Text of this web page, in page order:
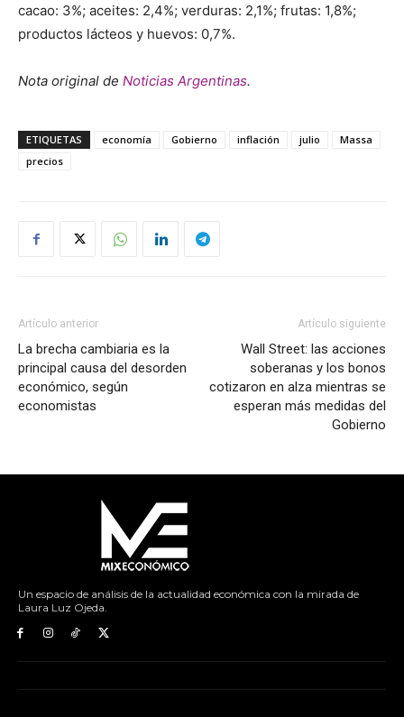
cacao: 3%; aceites: 2,4%; verduras: 2,1%; frutas: 1,8%;
productos lácteos y huevos: 0,7%​.
Nota original de Noticias Argentinas.
ETIQUETAS economía Gobierno inflación julio
Massa
precios
Artículo anterior
La brecha cambiaria es la
principal causa del desorden
económico, según
economistas
Artículo siguiente
Wall Street: las acciones
soberanas y los bonos
cotizaron en alza mientras se
esperan más medidas del
Gobierno
Un espacio de análisis de la actualidad económica con la mirada de
Laura Luz Ojeda.